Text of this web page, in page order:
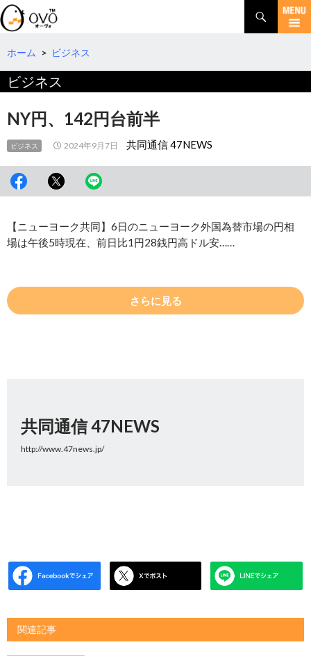
検
索
コ
テ
へ
移
動
ホーム > ビジネス
ビジネス
NY円、142円台前半
ビジネス 2024年9月7日 共同通信 47NEWS
【ニューヨーク共同】6日のニューヨーク外国為替市場の円相
場は午後5時現在、前日比1円28銭円高ドル安……
さらに見る
共同通信 47NEWS
http://www.47news.jp/
関連記事